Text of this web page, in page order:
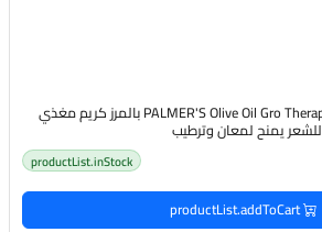
PALMER'S Olive Oil Gro Therapy With Vitamin E 150g بالمرز كريم مغذي
للشعر يمنح لمعان وترطيب
productList.inStock
productList.addToCart